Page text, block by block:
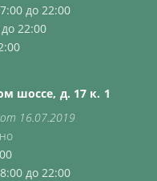
до 22:00
22:00
шоссе, д. 17 к. 1
16.07.2019
до 22:00